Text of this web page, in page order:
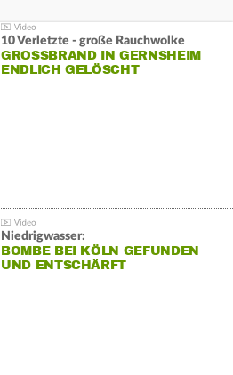
10 Verletzte - große Rauchwolke
GROSSBRAND IN GERNSHEIM E
NDLICH GELÖSCHT
Niedrigwasser:
BOMBE BEI KÖLN GEFUNDEN
UND ENTSCHÄRFT